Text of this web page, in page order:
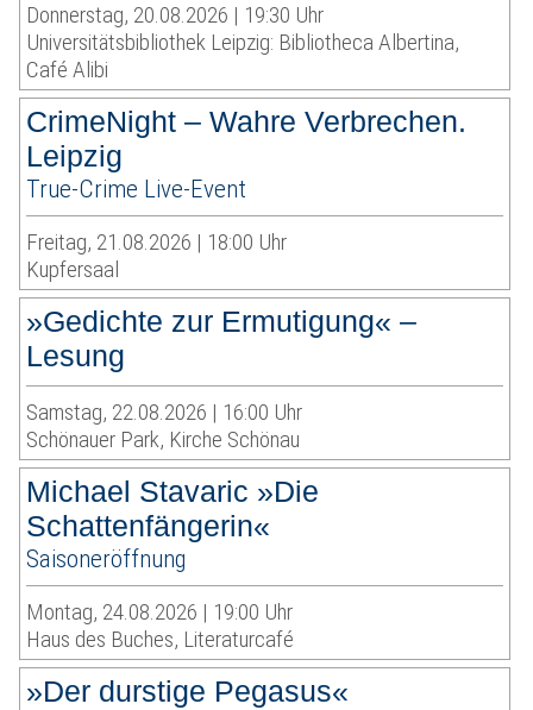
Donnerstag, 20.08.2026 | 19:30 Uhr
Universitätsbibliothek Leipzig: Bibliotheca Albertina,
Café Alibi
CrimeNight – Wahre Verbrechen.
Leipzig
True-Crime Live-Event
Freitag, 21.08.2026 | 18:00 Uhr
Kupfersaal
»Gedichte zur Ermutigung« –
Lesung
Samstag, 22.08.2026 | 16:00 Uhr
Schönauer Park, Kirche Schönau
Michael Stavaric »Die
Schattenfängerin«
Saisoneröffnung
Montag, 24.08.2026 | 19:00 Uhr
Haus des Buches, Literaturcafé
»Der durstige Pegasus«